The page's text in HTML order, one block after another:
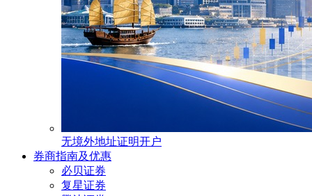
无境外地址证明开户
券商指南及优惠
必贝证券
复星证券